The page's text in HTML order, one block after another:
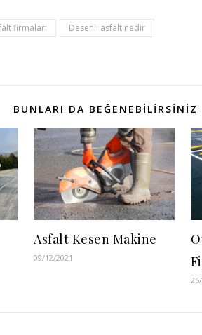
firmaları Desenli asfalt nedir
BUNLARI DA BEĞENEBILIRSINIZ
Asfalt Kesen Makine
09/12/2021